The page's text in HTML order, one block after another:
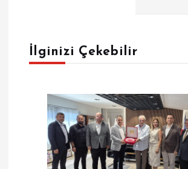
eİlginizi Çekebilir